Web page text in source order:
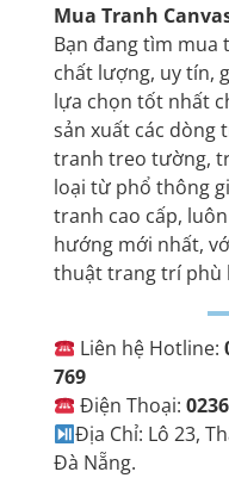
Mua Tranh
Bạn đang tìm mua
chất lượng, uy tín,
lựa chọn tốt nhất
sản xuất các dòng
tranh treo tường,
loại từ phổ thông
tranh cao cấp,
hướng mới nhất,
thuật trang trí phù
Liên hệ Hotline:
769
Điện Thoại:
Địa Chỉ: Lô 23,
Đà Nẵng.